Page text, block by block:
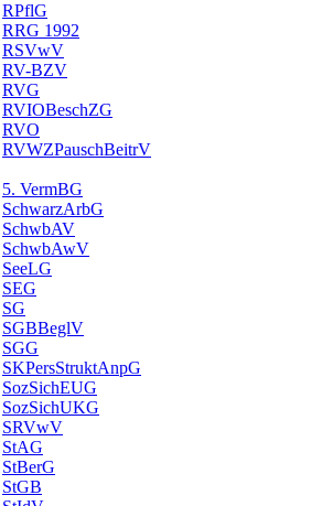
RPflG
RRG 1992
RSVwV
RV-BZV
RVG
RVIOBeschZG
RVO
RVWZPauschBeitrV
5. VermBG
SchwarzArbG
SchwbAV
SchwbAwV
SeeLG
SEG
SG
SGBBeglV
SGG
SKPersStruktAnpG
SozSichEUG
SozSichUKG
SRVwV
StAG
StBerG
StGB